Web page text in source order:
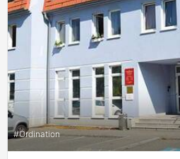
#Ordination